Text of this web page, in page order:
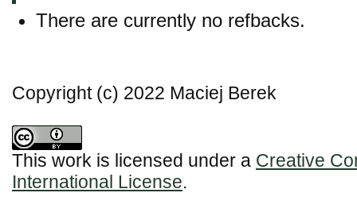
There are currently no refbacks.
Copyright (c) 2022 Maciej Berek
This work is licensed under a Creative
International License.